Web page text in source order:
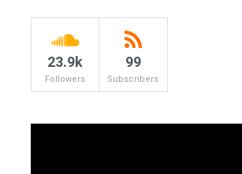
23.9k
Followers
99
Subscribers